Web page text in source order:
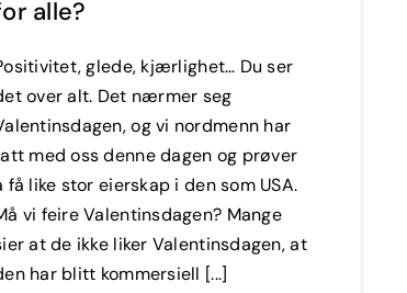
alle?
glede, kjærlighet… Du ser
over alt. Det nærmer seg
og vi nordmenn har
med oss denne dagen og prøver
få like stor eierskap i den som USA.
vi feire Valentinsdagen? Mange
at de ikke liker Valentinsdagen, at
har blitt kommersiell [...]